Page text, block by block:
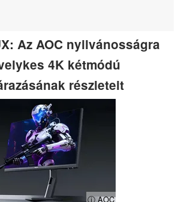
Az AOC nyilvánosságra
4K kétmódú
részleteit
ⓘ AOC